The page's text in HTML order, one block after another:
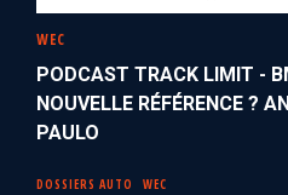
WEC
PODCAST TRACK LIMIT -
NOUVELLE RÉFÉRENCE ?
PAULO
DOSSIERS AUTO WEC